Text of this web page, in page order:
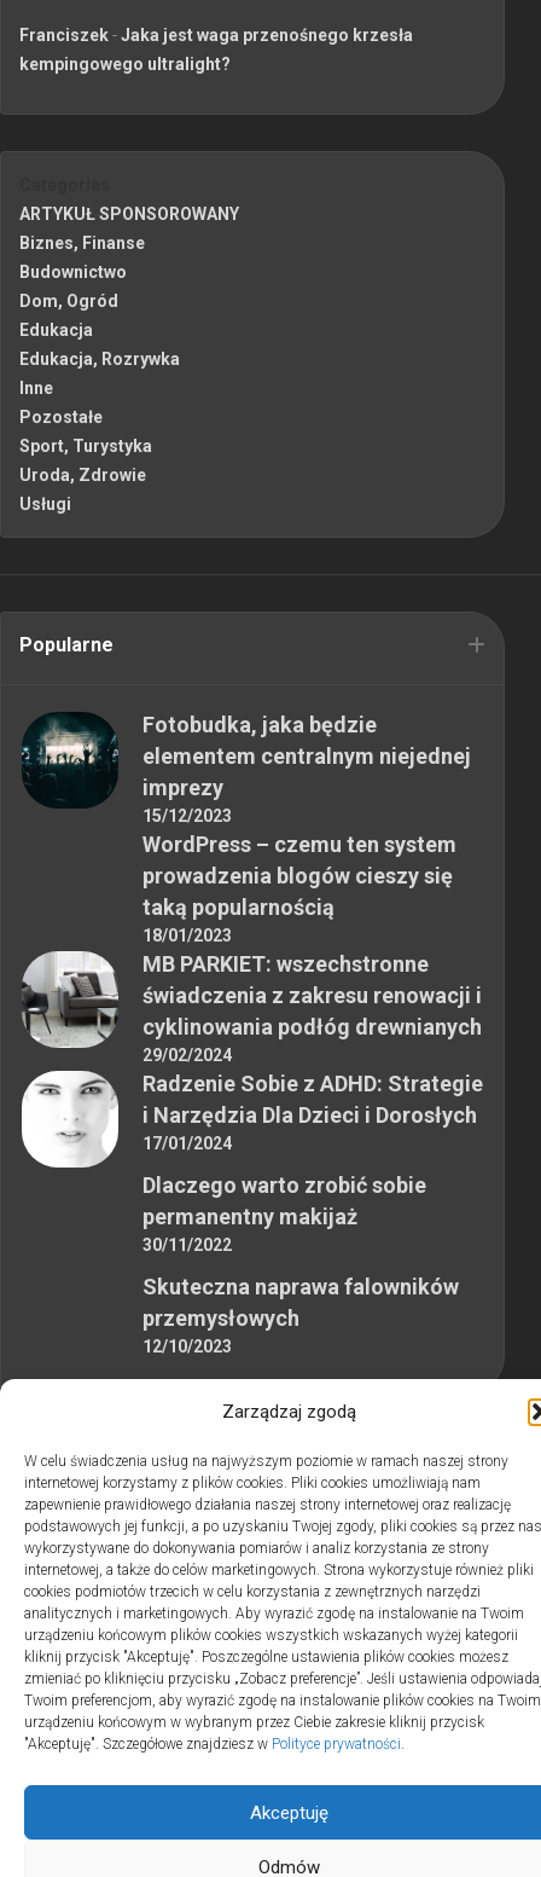
Zarządzaj zgodą
W celu świadczenia usług na najwyższym poziomie w ramach naszej strony
internetowej korzystamy z plików cookies. Pliki cookies umożliwiają nam
zapewnienie prawidłowego działania naszej strony internetowej oraz realizację
podstawowych jej funkcji, a po uzyskaniu Twojej zgody, pliki cookies są przez nas
wykorzystywane do dokonywania pomiarów i analiz korzystania ze strony
internetowej, a także do celów marketingowych. Strona wykorzystuje również pliki
cookies podmiotów trzecich w celu korzystania z zewnętrznych narzędzi
analitycznych i marketingowych. Aby wyrazić zgodę na instalowanie na Twoim
urządzeniu końcowym plików cookies wszystkich wskazanych wyżej kategorii
kliknij przycisk "Akceptuję". Poszczególne ustawienia plików cookies możesz
zmieniać po kliknięciu przycisku „Zobacz preferencje”. Jeśli ustawienia
Twoim preferencjom, aby wyrazić zgodę na instalowanie plików cookies na Twoim
urządzeniu końcowym w wybranym przez Ciebie zakresie kliknij przycisk
"Akceptuję". Szczegółowe znajdziesz w Polityce prywatności.
Akceptuję
Odmów
Franciszek-Jaka jest waga przenośnego krzesła
kempingowego ultralight?
ARTYKUŁ SPONSOROWANY
Biznes, Finanse
Budownictwo
Dom, Ogród
Edukacja
Edukacja, Rozrywka
Inne
Pozostałe
Sport, Turystyka
Uroda, Zdrowie
Usługi
Popularne
Fotobudka, jaka będzie
elementem centralnym niejednej
imprezy
15/12/2023
WordPress – czemu ten system
prowadzenia blogów cieszy się
taką popularnością
18/01/2023
MB PARKIET: wszechstronne
świadczenia z zakresu renowacji i
cyklinowania podłóg drewnianych
29/02/2024
Radzenie Sobie z ADHD: Strategie
i Narzędzia Dla Dzieci i Dorosłych
17/01/2024
Dlaczego warto zrobić sobie
permanentny makijaż
30/11/2022
Skuteczna naprawa falowników
przemysłowych
12/10/2023
2swiaty.pl © 2026. Wszelkie prawa zastrzeżone.